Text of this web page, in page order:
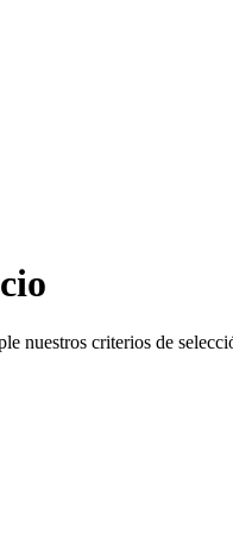
nuestros criterios de